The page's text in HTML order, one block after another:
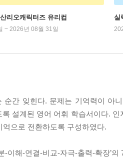
리오캐릭터즈 유리컵
~ 2026년 08월 31일
실
순간 잊힌다. 문제는 기억력이 아
록 설계된 영어 어휘 학습서이다.
억으로 전환하도록 구성하였다.
-이해-연결-비교-자극-출력-확장’